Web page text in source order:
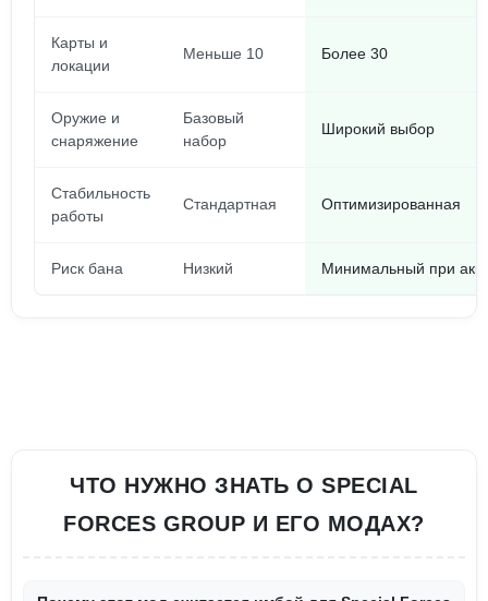
Карты и
локации
Меньше 10 Более 30
Оружие и
снаряжение
Базовый
набор
Широкий выбор
Стабильность
работы
Стандартная Оптимизированная
Риск бана Низкий Минимальный при
ЧТО НУЖНО ЗНАТЬ О SPECIAL
FORCES GROUP И ЕГО МОДАХ?